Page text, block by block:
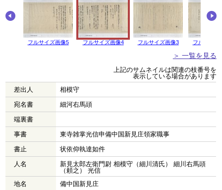
フルサイズ画像5 フルサイズ画像4 フルサイズ画像3 フルサイズ
＞ 一覧を見る
上記のサムネイルは関連の枝番号を
表示している場合があります
差出人
相模守
宛名書
細河右馬頭
端裏書
事書
東寺雑掌光信申備中国新見庄領家職事
書止
状依仰執達如件
人名
新見太郎左衛門尉 相模守（細川清氏） 細川右馬頭
（頼之） 光信
地名
備中国新見庄